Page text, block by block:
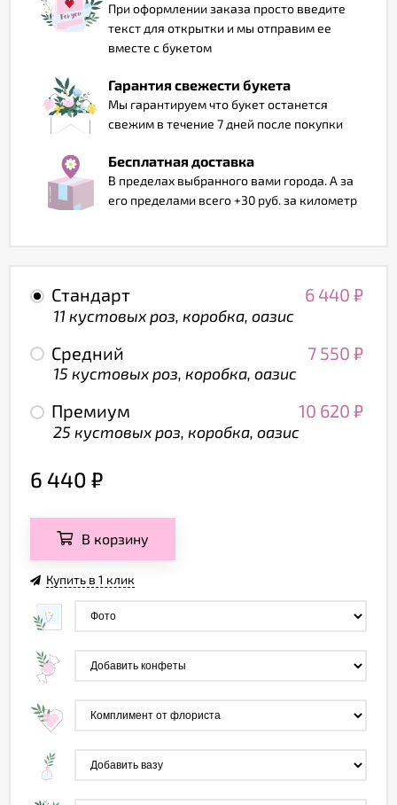
При оформлении заказа просто введите
текст для открытки и мы отправим ее
вместе с букетом
Гарантия свежести букета
Мы гарантируем что букет останется
свежим в течение 7 дней после покупки
Бесплатная доставка
В пределах выбранного вами города. А за
его пределами всего +30 руб. за километр
Стандарт 6 440 ₽
11 кустовых роз, коробка, оазис
Средний 7 550 ₽
15 кустовых роз, коробка, оазис
Премиум 10 620 ₽
25 кустовых роз, коробка, оазис
6 440 ₽
В корзину
Купить в 1 клик